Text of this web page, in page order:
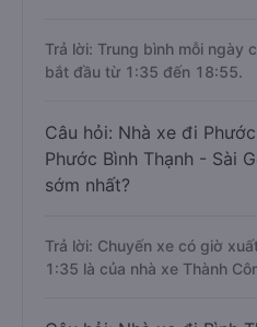
Trả lời: Trung bình mỗi ngày
bắt đầu từ 1:35 đến 18:55.
Câu hỏi: Nhà xe đi
Phước Bình Thạnh - Sài
sớm nhất?
Trả lời: Chuyến xe có giờ
1:35 là của nhà xe Thành